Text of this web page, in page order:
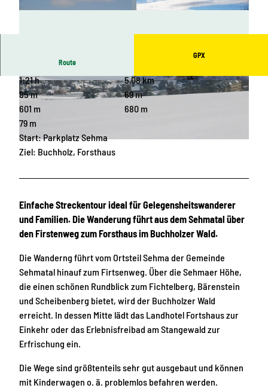
© Katja Steigerwald, Gemeinde Sehmatal
© Gemeinde Sehmatal, Gemeinde Sehmatal |
CC-BY-SA
© YR, Gemeinde Sehmatal | CC-BY-SA
Route
GPX
1:21 h
5,08 km
85 m
69 m
601 m
680 m
79 m
Start: Parkplatz Sehma
Ziel: Buchholz, Forsthaus
Einfache Streckentour ideal für Gelegensheitswanderer
und Familien. Die Wanderung führt aus dem Sehmatal über
den Firstenweg zum Forsthaus im Buchholzer Wald.
Die Wanderng führt vom Ortsteil Sehma der Gemeinde
Sehmatal hinauf zum Firtsenweg. Über die Sehmaer Höhe,
die einen schönen Rundblick zum Fichtelberg, Bärenstein
und Scheibenberg bietet, wird der Buchholzer Wald
erreicht. In dessen Mitte lädt das Landhotel Fortshaus zur
Einkehr oder das Erlebnisfreibad am Stangewald zur
Erfrischung ein.
Die Wege sind größtenteils sehr gut ausgebaut und können
mit Kinderwagen o. ä. problemlos befahren werden.